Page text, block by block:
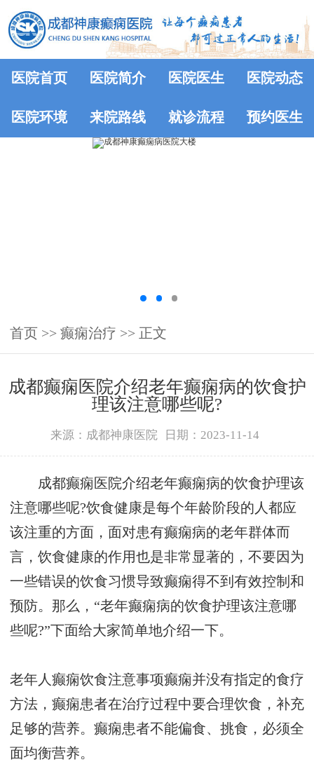
医院首页 医院简介 医院医生 医院动态
医院环境 来院路线 就诊流程 预约医生
首页 >> 癫痫治疗 >> 正文
成都癫痫医院介绍老年癫痫病的饮食护
理该注意哪些呢?
来源：成都神康医院 日期：2023-11-14
成都癫痫医院介绍老年癫痫病的饮食护理该
注意哪些呢?饮食健康是每个年龄阶段的人都应
该注重的方面，面对患有癫痫病的老年群体而
言，饮食健康的作用也是非常显著的，不要因为
一些错误的饮食习惯导致癫痫得不到有效控制和
预防。那么，“老年癫痫病的饮食护理该注意哪
些呢?”下面给大家简单地介绍一下。
老年人癫痫饮食注意事项癫痫并没有指定的食疗
方法，癫痫患者在治疗过程中要合理饮食，补充
足够的营养。癫痫患者不能偏食、挑食，必须全
面均衡营养。